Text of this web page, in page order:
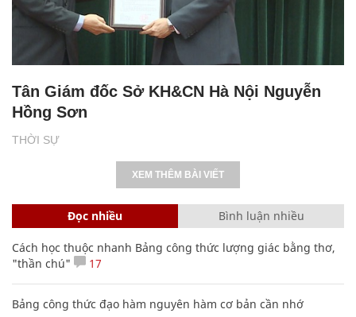
THỜI SỰ
Tân Giám đốc Sở KH&CN Hà Nội Nguyễn
Hồng Sơn
XEM THÊM BÀI VIẾT
Đọc nhiều Bình luận nhiều
Cách học thuộc nhanh Bảng công thức lượng giác bằng thơ,
"thần chú"
17
Bảng công thức đạo hàm nguyên hàm cơ bản cần nhớ